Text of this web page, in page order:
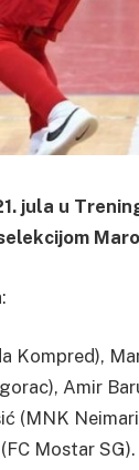
jula u
Kompred),
Amir
(MNK
Mostar SG).